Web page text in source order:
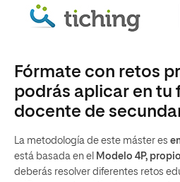
Fórmate con retos
podrás aplicar en tu
docente de
La metodología de este máster es
está basada en el Modelo 4P,
deberás resolver diferentes retos